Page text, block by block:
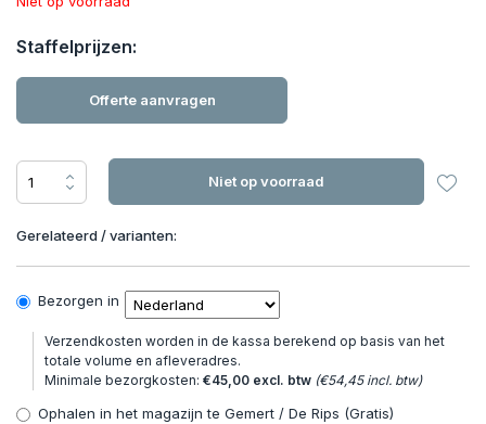
Staffelprijzen:
Offerte aanvragen
Niet op voorraad
Gerelateerd / varianten:
Bezorgen in
Verzendkosten worden in de kassa berekend op basis van het
totale volume en afleveradres.
Minimale bezorgkosten: €45,00 excl. btw (€54,45 incl. btw)
Ophalen in het magazijn te Gemert / De Rips (Gratis)